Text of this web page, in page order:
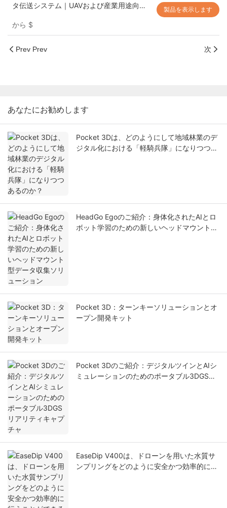
タ伝送システム｜UAVおよび産業用途向け
から $
製品を表示します
Prev Prev 次
あなたにお勧めします
Pocket 3Dは、どのようにして地域林業のデ
ジタル化における「軽騎兵隊」になりつつあ
HeadGo Egoのご紹介：身体化されたAIとロ
ボット学習のための新しいヘッドマウント型
Pocket 3D：ターンキーソリューションとオ
ープン開発キット
Pocket 3Dのご紹介：デジタルツインとAIシ
ミュレーションのためのポータブル3DGSリ
EaseDip V400は、ドローンを用いた水質サ
ンプリングをどのように安全かつ効率的に行